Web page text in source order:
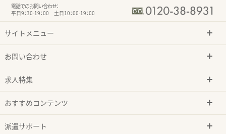
電話でのお問い合わせ：
平日9：30-19：00 土日10：00-19：00
サイトメニュー
お問い合わせ
求人特集
おすすめコンテンツ
派遣サポート